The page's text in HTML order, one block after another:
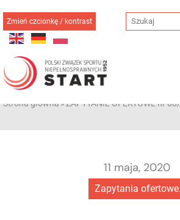
do
treści
Zmień czcionkę / kontrast
Strona główna»ZAPYTANIE OFERTOWE nr
Zapytania ofertowe
11 maja, 2020